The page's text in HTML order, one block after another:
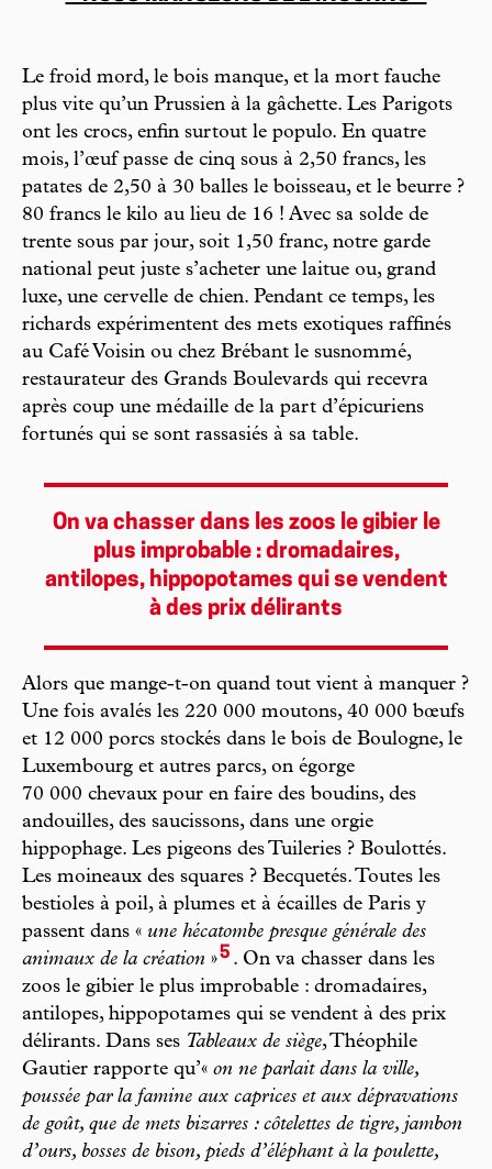
Le froid mord, le bois manque, et la mort fauche
plus vite qu’un Prussien à la gâchette. Les Parigots
ont les crocs, enfin surtout le populo. En quatre
mois, l’œuf passe de cinq sous à 2,50 francs, les
patates de 2,50 à 30 balles le boisseau, et le beurre ?
80 francs le kilo au lieu de 16 ! Avec sa solde de
trente sous par jour, soit 1,50 franc, notre garde
national peut juste s’acheter une laitue ou, grand
luxe, une cervelle de chien. Pendant ce temps, les
richards expérimentent des mets exotiques raffinés
au Café Voisin ou chez Brébant le susnommé,
restaurateur des Grands Boulevards qui recevra
après coup une médaille de la part d’épicuriens
fortunés qui se sont rassasiés à sa table.
On va chasser dans les zoos le gibier le
plus improbable : dromadaires,
antilopes, hippopotames qui se vendent
à des prix délirants
Alors que mange-t-on quand tout vient à manquer ?
Une fois avalés les 220 000 moutons, 40 000 bœufs
et 12 000 porcs stockés dans le bois de Boulogne, le
Luxembourg et autres parcs, on égorge
70 000 chevaux pour en faire des boudins, des
andouilles, des saucissons, dans une orgie
hippophage. Les pigeons des Tuileries ? Boulottés.
Les moineaux des squares ? Becquetés. Toutes les
bestioles à poil, à plumes et à écailles de Paris y
passent dans « une hécatombe presque générale des
animaux de la création »5 . On va chasser dans les
zoos le gibier le plus improbable : dromadaires,
antilopes, hippopotames qui se vendent à des prix
délirants. Dans ses Tableaux de siège, Théophile
Gautier rapporte qu’« on ne parlait dans la ville,
poussée par la famine aux caprices et aux dépravations
de goût, que de mets bizarres : côtelettes de tigre, jambon
d’ours, bosses de bison, pieds d’éléphant à la poulette,